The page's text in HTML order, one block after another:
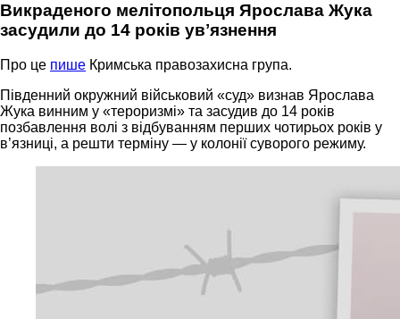
Викраденого мелітопольця Ярослава Жука
засудили до 14 років увʼязнення
Про це пише Кримська правозахисна група.
Південний окружний військовий «суд» визнав Ярослава
Жука винним у «тероризмі» та засудив до 14 років
позбавлення волі з відбуванням перших чотирьох років у
в’язниці, а решти терміну — у колонії суворого режиму.